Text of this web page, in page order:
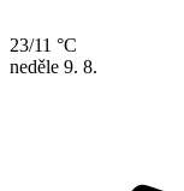
23/11 °C
neděle 9. 8.